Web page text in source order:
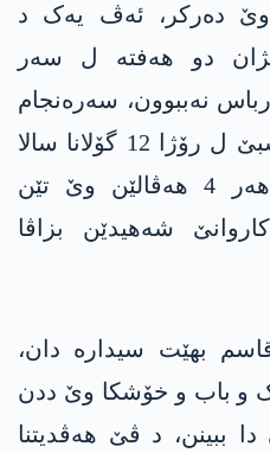
وێ دەرکر، ئەڤ یەک د
دو هەفتە ل سەر
نەببوون، سەرەنجام
ل دەمژمێر 7ی سەرێ سبێ ل رۆژا 12 گۆلانا سالا
1974ێ، لەیلا قاسم و هەر 4 هەڤالێن وێ تێن
شەهیدێن بزاڤا
بهێت سیدارە دان،
و باب و خۆشکا وێ ددن
دا ببینن، د ڤێ هەڤدیتنا